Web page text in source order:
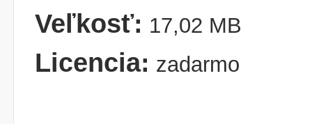
Veľkosť: 17,02 MB
Licencia: zadarmo